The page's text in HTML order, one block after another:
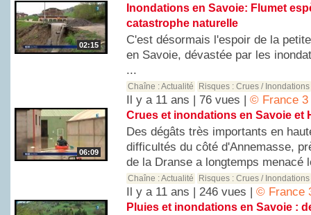
02:15
Inondations en Savoie: Flumet
catastrophe naturelle
C'est désormais l'espoir de la
en Savoie, dévastée par les
...
Chaîne :Actualité Risques :Crues / Inondations
Il y a 11 ans | 76 vues |© France 3
06:09
Crues et inondations en Savoie et
Des dégâts très importants en
difficultés du côté d'Annemasse,
de la Dranse a longtemps menacé
Chaîne :Actualité Risques :Crues / Inondations
Il y a 11 ans | 246 vues |© France
Pluies et inondations en Savoie :